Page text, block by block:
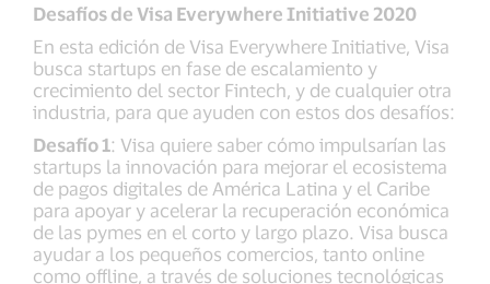
Desafíos de Visa Everywhere Initiative 2020
En esta edición de Visa Everywhere Initiative, Visa
busca startups en fase de escalamiento y
crecimiento del sector Fintech, y de cualquier otra
industria, para que ayuden con estos dos desafíos:
Desafío 1: Visa quiere saber cómo impulsarían las
startups la innovación para mejorar el ecosistema
de pagos digitales de América Latina y el Caribe
para apoyar y acelerar la recuperación económica
de las pymes en el corto y largo plazo. Visa busca
ayudar a los pequeños comercios, tanto online
como offline, a través de soluciones tecnológicas